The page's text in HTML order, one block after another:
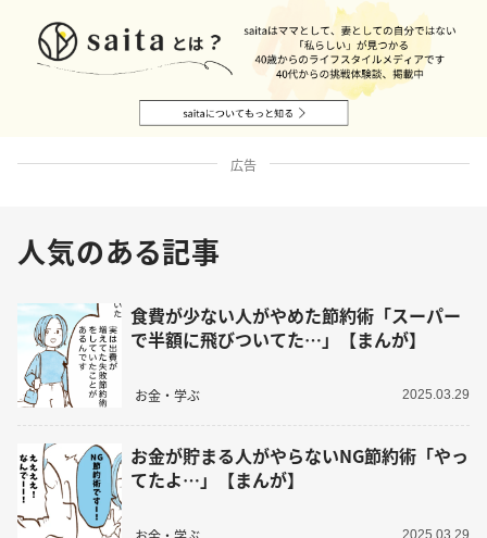
広告
人気のある記事
食費が少ない人がやめた節約術「スーパー
で半額に飛びついてた…」【まんが】
お金・学ぶ 2025.03.29
お金が貯まる人がやらないNG節約術「やっ
てたよ…」【まんが】
2025.03.29